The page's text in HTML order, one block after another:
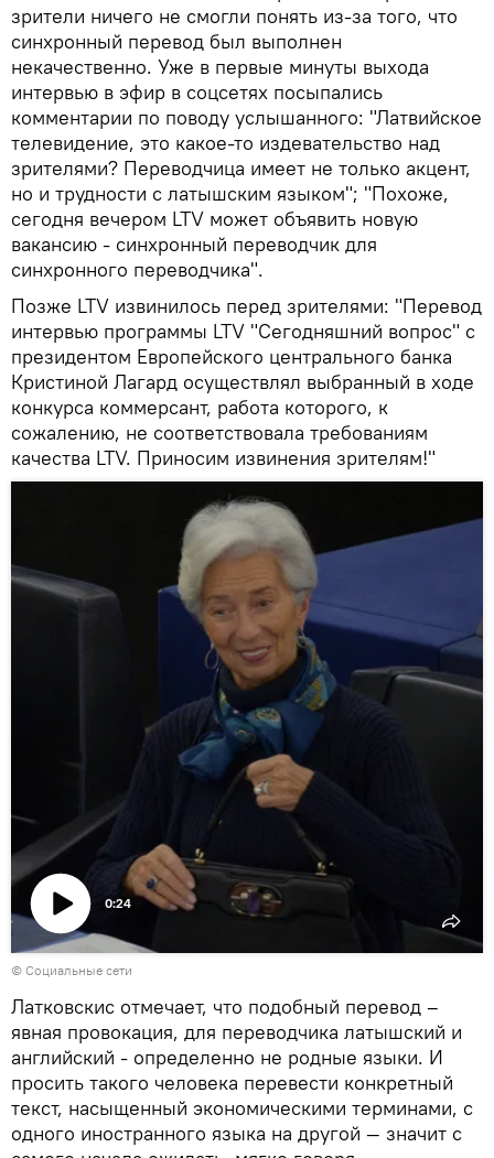
зрители ничего не смогли понять из-за того, что
синхронный перевод был выполнен
некачественно. Уже в первые минуты выхода
интервью в эфир в соцсетях посыпались
комментарии по поводу услышанного: "Латвийское
телевидение, это какое-то издевательство над
зрителями? Переводчица имеет не только акцент,
но и трудности с латышским языком"; "Похоже,
сегодня вечером LTV может объявить новую
вакансию - синхронный переводчик для
синхронного переводчика".
Позже LTV извинилось перед зрителями: "Перевод
интервью программы LTV "Сегодняшний вопрос" с
президентом Европейского центрального банка
Кристиной Лагард осуществлял выбранный в ходе
конкурса коммерсант, работа которого, к
сожалению, не соответствовала требованиям
качества LTV. Приносим извинения зрителям!"
видео
0:24
© Социальные сети
Латковскис отмечает, что подобный перевод –
явная провокация, для переводчика латышский и
английский - определенно не родные языки. И
просить такого человека перевести конкретный
текст, насыщенный экономическими терминами, с
одного иностранного языка на другой — значит с